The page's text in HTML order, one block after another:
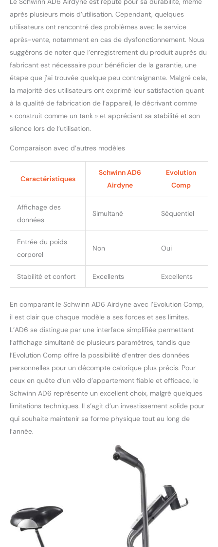
après plusieurs mois d’utilisation. Cependant, quelques
utilisateurs ont rencontré des problèmes avec le service
après-vente, notamment en cas de dysfonctionnement. Nous
suggérons de noter que l’enregistrement du produit auprès du
fabricant est nécessaire pour bénéficier de la garantie, une
étape que j’ai trouvée quelque peu contraignante. Malgré cela,
la majorité des utilisateurs ont exprimé leur satisfaction quant
à la qualité de fabrication de l’appareil, le décrivant comme
« construit comme un tank » et appréciant sa stabilité et son
silence lors de l’utilisation.
Comparaison avec d’autres modèles
Caractéristiques
Schwinn AD6
Airdyne
Evolution
Comp
Affichage des
données
Simultané Séquentiel
Entrée du poids
corporel
Non Oui
Stabilité et confort Excellents Excellents
En comparant le Schwinn AD6 Airdyne avec l’Evolution Comp,
il est clair que chaque modèle a ses forces et ses limites.
L’AD6 se distingue par une interface simplifiée permettant
l’affichage simultané de plusieurs paramètres, tandis que
l’Evolution Comp offre la possibilité d’entrer des données
personnelles pour un décompte calorique plus précis. Pour
ceux en quête d’un vélo d’appartement fiable et efficace, le
Schwinn AD6 représente un excellent choix, malgré quelques
limitations techniques. Il s’agit d’un investissement solide pour
qui souhaite maintenir sa forme physique tout au long de
l’année.